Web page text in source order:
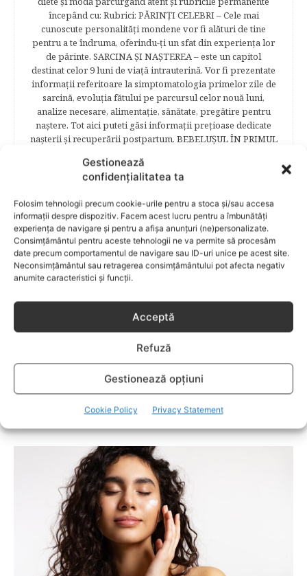
Gestionează
confidențialitatea ta
Folosim tehnologii precum cookie-urile pentru a stoca și/sau accesa
informații despre dispozitiv. Facem acest lucru pentru a îmbunătăți
experiența de navigare și pentru a afișa anunțuri (ne)personalizate.
Consimțământul pentru aceste tehnologii ne va permite să procesăm
date precum comportamentul de navigare sau ID-uri unice pe acest site.
Neconsimțământul sau retragerea consimțământului pot afecta negativ
anumite caracteristici și funcții.
Acceptă
Refuză
Gestionează opțiuni
Cookie Policy Privacy Statement
începând cu: Rubrici: PĂRINŢI CELEBRI – Cele mai
cunoscute personalităţi mondene vor fi alături de tine
pentru a te îndruma, oferindu-ţi un sfat din experienţa lor
de părinte. SARCINA ŞI NAŞTEREA – este un capitol
destinat celor 9 luni de viaţă intrauterină. Vor fi prezentate
informaţii referitoare la simptomatologia primelor zile de
sarcină, evoluţia fătului pe parcursul celor nouă luni,
analize necesare, alimentaţie, sănătate, pregătire pentru
naştere. Tot aici puteti găsi informaţii preţioase dedicate
naşterii şi recuperării postpartum. BEBELUŞUL ÎN PRIMUL
Alăptarea, scorul Apgar, îngrijirea bontului ombilical,
prima băiţă, diversificarea sunt doar câteva dintre cele mai
dedicat creşterii şi îngrijirii copilului din primul an şi până
la vârsta şcolară. Mămicile vor reuşi să afle cum anume să
se descurce cu propriul copil, cum să îl îngrijească în aşa fel
încât să crească perfect sănătos. EDUCAŢIE – este un capitol
captivant în care poţi afla cum să îţi educi copilul în aşa fel
încât să poţi obţine performanţe şcolare sigure. FAMILIA –
întreagă de sfaturi eficiente. COPII TALENTAŢI – este un
capitol fascinant dedicat copiilor valoroși ai țării. ÎNVAŢĂ
SĂ PREVII! –sunt prezentate soluţii de prevenire a
anumitor probleme de sănătate ce pot afecta atât viaţa
RELATED POSTS